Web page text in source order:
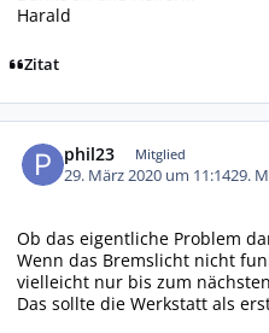
Harald
Zitat
phil23 Mitglied
29. März 2020 um 11:1429.
Ob das eigentliche Problem
Wenn das Bremslicht nicht
vielleicht nur bis zum
Das sollte die Werkstatt als